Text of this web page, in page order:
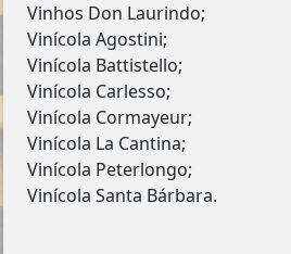
Vinhos Don Laurindo;
Vinícola Agostini;
Vinícola Battistello;
Vinícola Carlesso;
Vinícola Cormayeur;
Vinícola La Cantina;
Vinícola Peterlongo;
Vinícola Santa Bárbara.